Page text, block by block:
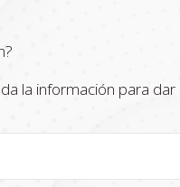
la información para